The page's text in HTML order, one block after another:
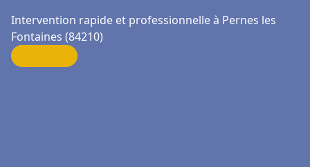
Intervention rapide et professionnelle à Pernes les
Fontaines (84210)